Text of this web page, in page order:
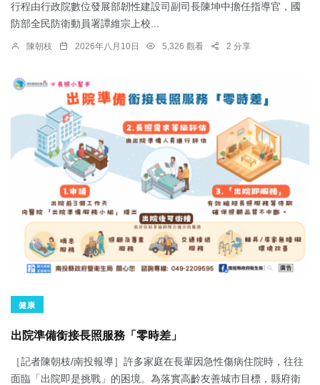
行程由行政院數位發展部韌性建設司副司長陳坤中擔任指導官，國
防部全民防衛動員署譚維宗上校...
陳朝枝 2026年八月10日 5,326 觀看 2 分享
健康
出院準備銜接長照服務「零時差」
［記者陳朝枝/南投報導］許多家庭在長輩因急性傷病住院時，往往
面臨「出院即是挑戰」的困境。為落實高齡友善城市目標，縣府衛